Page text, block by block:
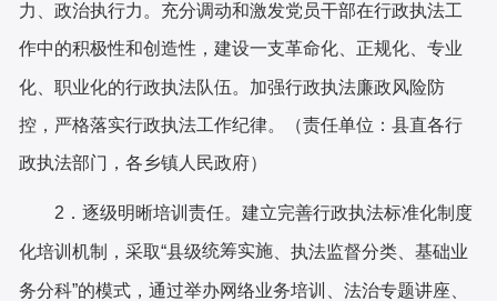
力、政治执行力。 充分调动和激发党员干部在行政执法工
作中的积极性和创造性，建设一支革命化、正规化、专业
化、职业化的行政执法队伍。加强行政执法廉政风险防
控，严格落实行政执法工作纪律。 （责任单位：县直各行
政执法部门 ，各乡镇 人民政府）
2．逐级明晰培训责任。建立完善行政执法标准化制度
化培训机制，采取“县级统筹实施 、执法监督分类、基础业
务分科”的模式，通过举办网络业务培训、法治专题讲座、